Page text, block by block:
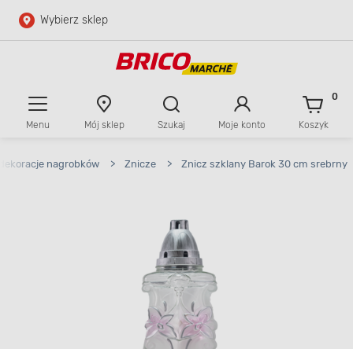
Przejdź do głównej zawartości
Wybierz sklep
Menu Mój sklep Szukaj Moje konto Koszyk
0
nagrobków > Znicze > Znicz szklany Barok 30 cm srebrny